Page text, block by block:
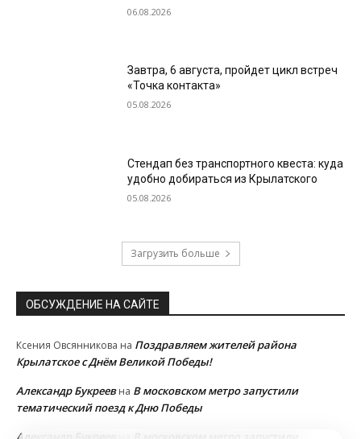
06.08.2026
Завтра, 6 августа, пройдет цикл встреч
«Точка контакта»
05.08.2026
Стендап без транспортного квеста: куда
удобно добираться из Крылатского
05.08.2026
Загрузить больше
ОБСУЖДЕНИЕ НА САЙТЕ
Ксения Овсянникова на Поздравляем жителей района
Крылатское с Днём Великой Победы!
Александр Букреевна В московском метро запустили
тематический поезд к Дню Победы